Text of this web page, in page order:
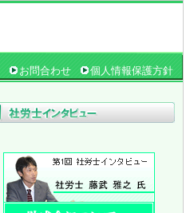
お問合わせ 個人情報保護方針